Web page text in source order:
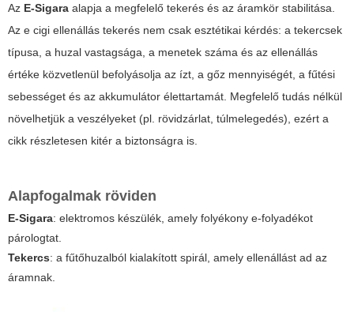
Az E-Sigara alapja a megfelelő tekerés és az áramkör stabilitása.
Az e cigi ellenállás tekerés nem csak esztétikai kérdés: a tekercsek
típusa, a huzal vastagsága, a menetek száma és az ellenállás
értéke közvetlenül befolyásolja az ízt, a gőz mennyiségét, a fűtési
sebességet és az akkumulátor élettartamát. Megfelelő tudás nélkül
növelhetjük a veszélyeket (pl. rövidzárlat, túlmelegedés), ezért a
cikk részletesen kitér a biztonságra is.
Alapfogalmak röviden
E-Sigara: elektromos készülék, amely folyékony e-folyadékot
párologtat.
Tekercs: a fűtőhuzalból kialakított spirál, amely ellenállást ad az
áramnak.